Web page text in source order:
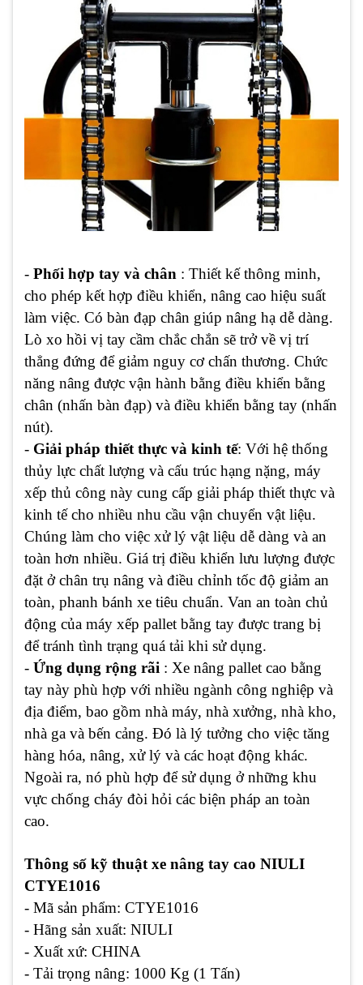
- Phối hợp tay và chân : Thiết kế thông minh,
cho phép kết hợp điều khiển, nâng cao hiệu suất
làm việc. Có bàn đạp chân giúp nâng hạ dễ dàng.
Lò xo hồi vị tay cầm chắc chắn sẽ trở về vị trí
thẳng đứng để giảm nguy cơ chấn thương. Chức
năng nâng được vận hành bằng điều khiển bằng
chân (nhấn bàn đạp) và điều khiển bằng tay (nhấn
nút).
- Giải pháp thiết thực và kinh tế: Với hệ thống
thủy lực chất lượng và cấu trúc hạng nặng, máy
xếp thủ công này cung cấp giải pháp thiết thực và
kinh tế cho nhiều nhu cầu vận chuyển vật liệu.
Chúng làm cho việc xử lý vật liệu dễ dàng và an
toàn hơn nhiều. Giá trị điều khiển lưu lượng được
đặt ở chân trụ nâng và điều chỉnh tốc độ giảm an
toàn, phanh bánh xe tiêu chuẩn. Van an toàn chủ
động của máy xếp pallet bằng tay được trang bị
để tránh tình trạng quá tải khi sử dụng.
- Ứng dụng rộng rãi : Xe nâng pallet cao bằng
tay này phù hợp với nhiều ngành công nghiệp và
địa điểm, bao gồm nhà máy, nhà xưởng, nhà kho,
nhà ga và bến cảng. Đó là lý tưởng cho việc tăng
hàng hóa, nâng, xử lý và các hoạt động khác.
Ngoài ra, nó phù hợp để sử dụng ở những khu
vực chống cháy đòi hỏi các biện pháp an toàn
cao.
Thông số kỹ thuật xe nâng tay cao NIULI
CTYE1016
- Mã sản phẩm: CTYE1016
- Hãng sản xuất: NIULI
- Xuất xứ: CHINA
- Tải trọng nâng: 1000 Kg (1 Tấn)